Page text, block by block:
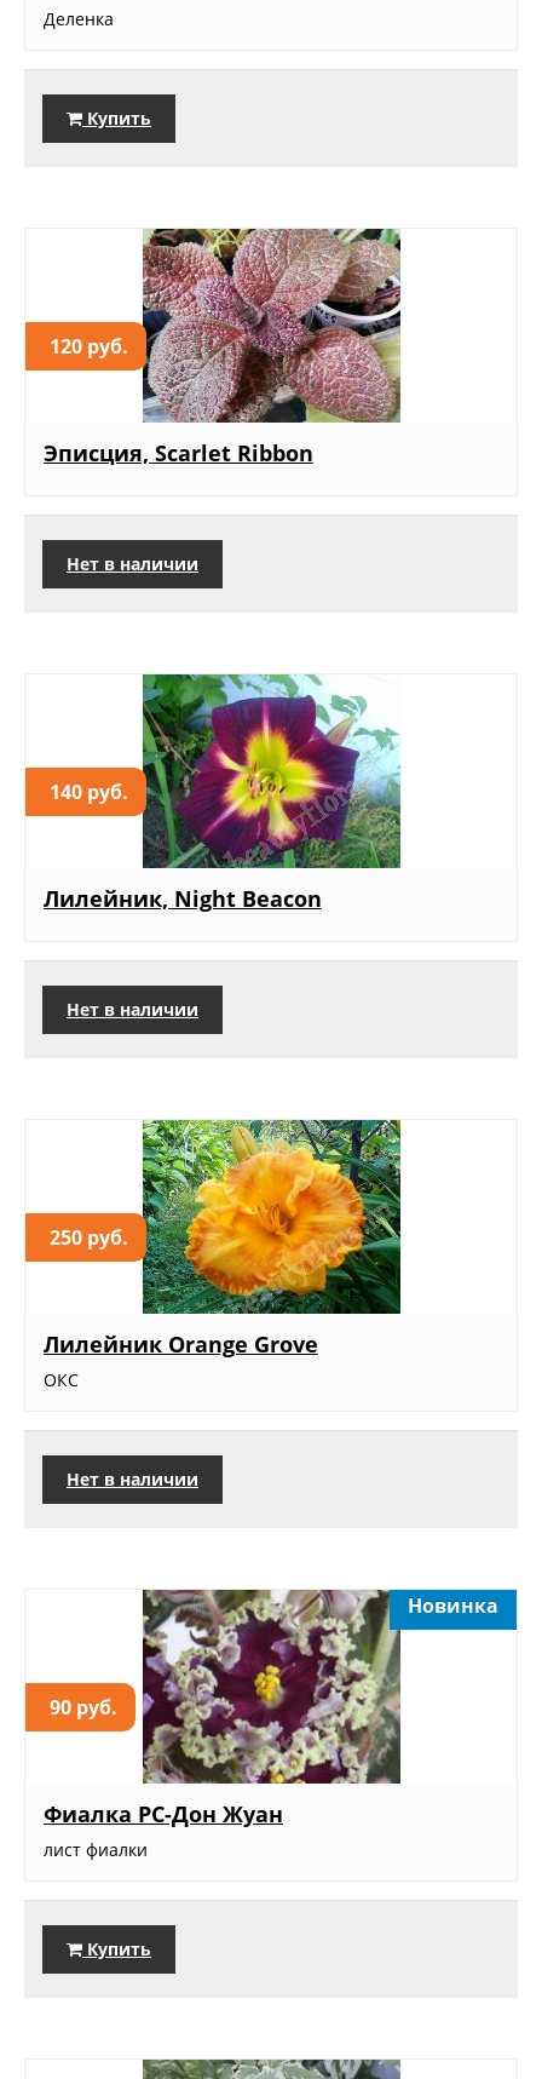
Деленка
Купить
120 руб.
Эписция, Scarlet Ribbon
Нет в наличии
140 руб.
Лилейник, Night Beacon
Нет в наличии
250 руб.
Лилейник Orange Grove
ОКС
Нет в наличии
90 руб.
Новинка
Фиалка РС-Дон Жуан
лист фиалки
Купить